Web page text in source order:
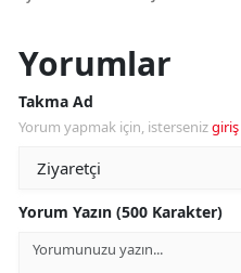
Yorumlar
Takma Ad
Yorum yapmak için, istersenizgiriş
Yorum Yazın (500 Karakter)